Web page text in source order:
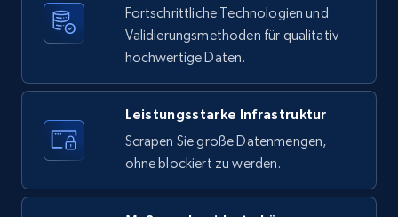
6.7K+ 894+ Gratis testen
Facebook - Pages Posts by Profile URL
URL, Post id, User url, User username raw,
Content, Date posted, Hashtags, Num
comments, and more.
Fortschrittliche Technologien und
Validierungsmethoden für qualitativ
hochwertige Daten.
Leistungsstarke Infrastruktur
Scrapen Sie große Datenmengen,
ohne blockiert zu werden.